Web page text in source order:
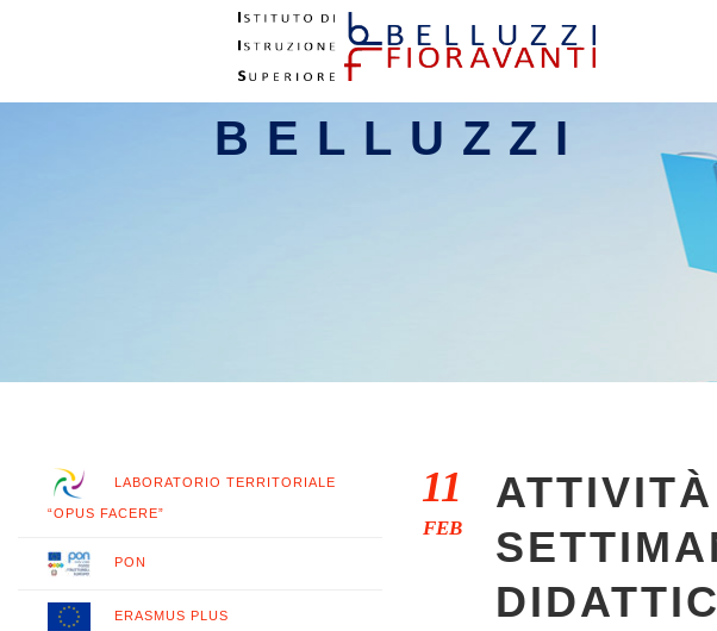
BELLUZZI
11
FEB
LABORATORIO TERRITORIALE
“OPUS FACERE”
PON
ERASMUS PLUS